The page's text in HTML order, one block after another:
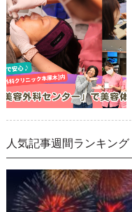
人気記事週間ランキング